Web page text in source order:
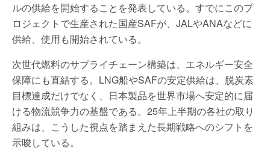
ルの供給を開始することを発表している。すでにこのプ
ロジェクトで生産された国産SAFが、JALやANAなどに
供給、使用も開始されている。
次世代燃料のサプライチェーン構築は、エネルギー安全
保障にも直結する。LNG船やSAFの安定供給は、脱炭素
目標達成だけでなく、日本製品を世界市場へ安定的に届
ける物流競争力の基盤である。25年上半期の各社の取り
組みは、こうした視点を踏まえた長期戦略へのシフトを
示唆している。